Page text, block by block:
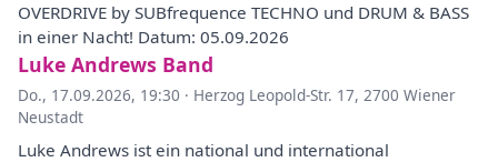
OVERDRIVE by SUBfrequence TECHNO und DRUM & BASS
in einer Nacht! Datum: 05.09.2026
Luke Andrews Band
Do., 17.09.2026, 19:30 · Herzog Leopold-Str. 17, 2700 Wiener
Neustadt
Luke Andrews ist ein national und international